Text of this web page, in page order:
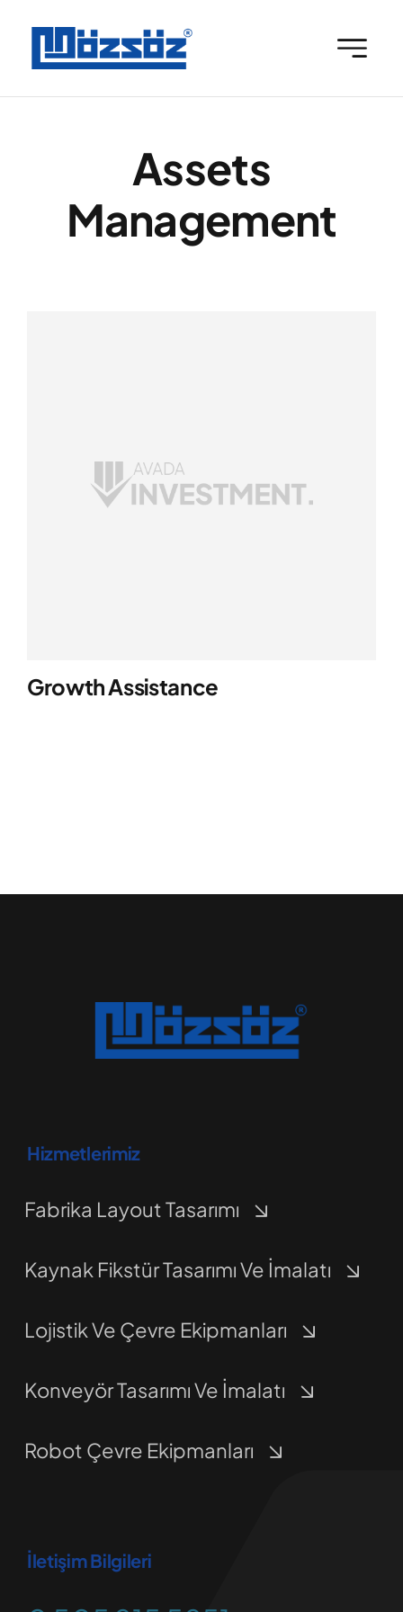
content
Assets
Management
Growth Assistance
Hizmetlerimiz
Fabrika Layout Tasarımı
Kaynak Fikstür Tasarımı Ve İmalatı
Lojistik Ve Çevre Ekipmanları
Konveyör Tasarımı Ve İmalatı
Robot Çevre Ekipmanları
İletişim Bilgileri